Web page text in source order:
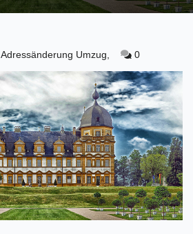
Adressänderung Umzug, 0